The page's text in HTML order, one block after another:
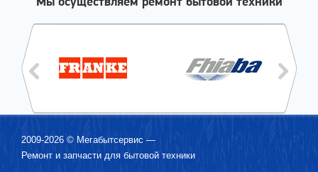
2009-2026 © Мегабытсервис —
Ремонт и запчасти для бытовой техники